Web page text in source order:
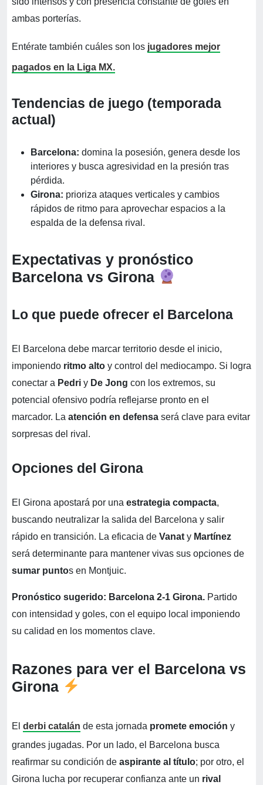
ambas porterías.
Entérate también cuáles son los jugadores mejor
pagados en la Liga MX.
Tendencias de juego (temporada
actual)
Barcelona: domina la posesión, genera desde los
interiores y busca agresividad en la presión tras
pérdida.
Girona: prioriza ataques verticales y cambios
rápidos de ritmo para aprovechar espacios a la
espalda de la defensa rival.
Expectativas y pronóstico
Barcelona vs Girona
Lo que puede ofrecer el Barcelona
El Barcelona debe marcar territorio desde el inicio,
imponiendo ritmo alto y control del mediocampo. Si logra
conectar a Pedri y De Jong con los extremos, su
potencial ofensivo podría reflejarse pronto en el
marcador. La atención en defensa será clave para evitar
sorpresas del rival.
Opciones del Girona
El Girona apostará por una estrategia compacta,
buscando neutralizar la salida del Barcelona y salir
rápido en transición. La eficacia de Vanat y Martínez
será determinante para mantener vivas sus opciones de
sumar puntos en Montjuic.
Pronóstico sugerido: Barcelona 2-1 Girona. Partido
con intensidad y goles, con el equipo local imponiendo
su calidad en los momentos clave.
Razones para ver el Barcelona vs
Girona
El derbi catalán de esta jornada promete emoción y
grandes jugadas. Por un lado, el Barcelona busca
reafirmar su condición de aspirante al título; por otro, el
Girona lucha por recuperar confianza ante un rival